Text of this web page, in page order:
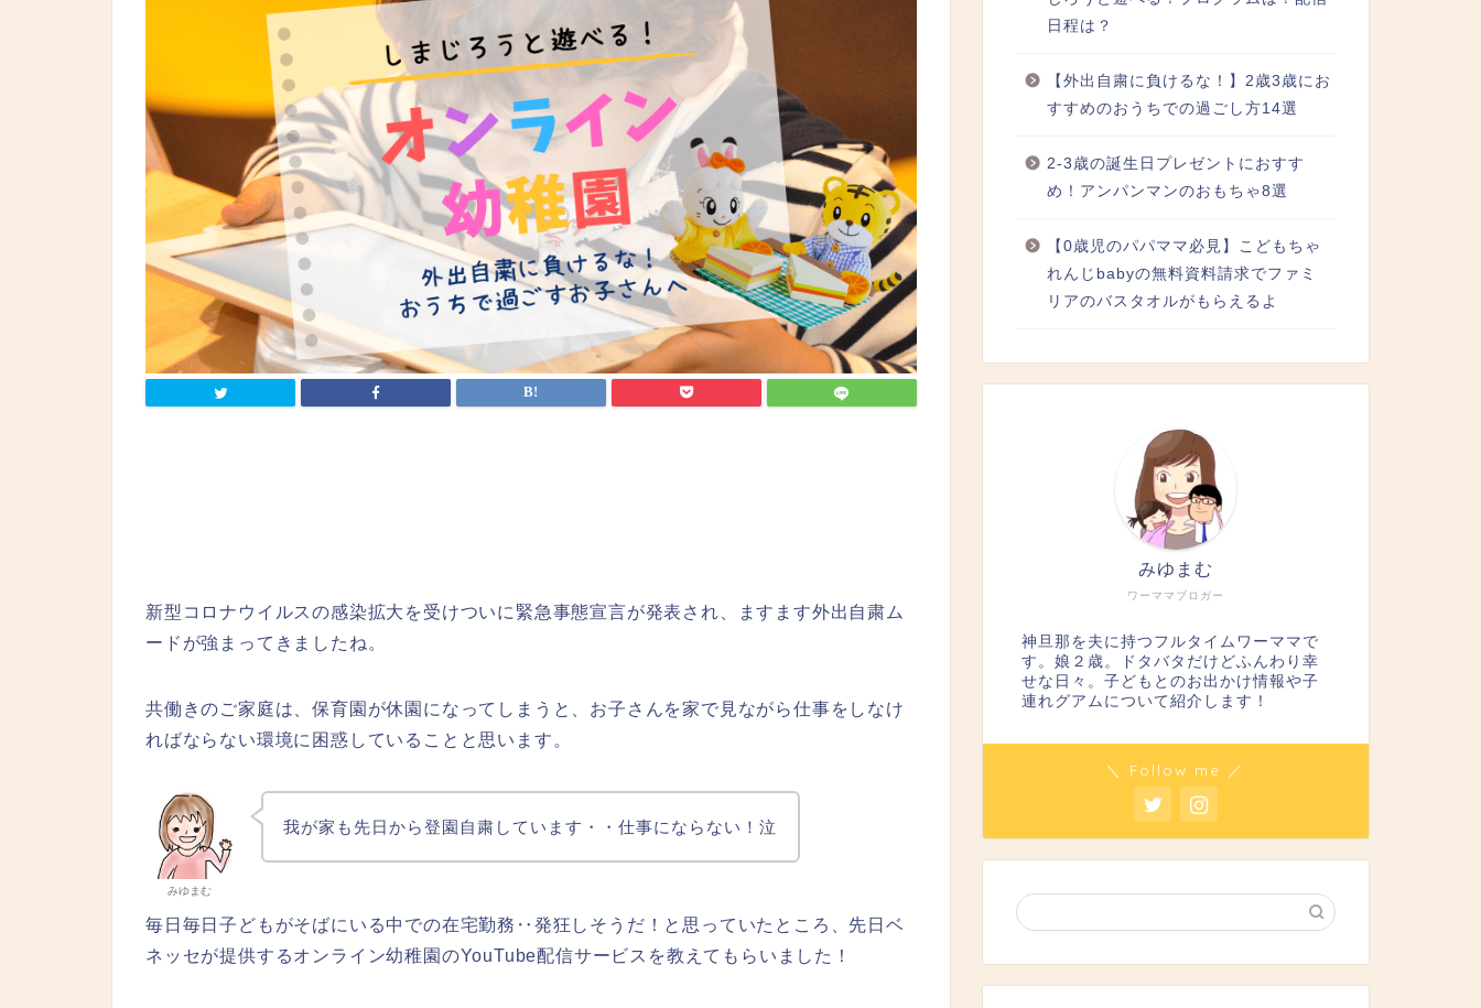
新型コロナウイルスの感染拡大を受けついに緊急事態宣言が発表され、ますます外出自粛ム
ードが強まってきましたね。
共働きのご家庭は、保育園が休園になってしまうと、お子さんを家で見ながら仕事をしなけ
ればならない環境に困惑していることと思います。
みゆまむ
我が家も先日から登園自粛しています・・仕事にならない！泣
毎日毎日子どもがそばにいる中での在宅勤務‥発狂しそうだ！と思っていたところ、先日ベ
ネッセが提供するオンライン幼稚園のYouTube配信サービスを教えてもらいました！
日程は？
【外出自粛に負けるな！】2歳3歳にお
すすめのおうちでの過ごし方14選
2-3歳の誕生日プレゼントにおすす
め！アンパンマンのおもちゃ8選
【0歳児のパパママ必見】こどもちゃ
れんじbabyの無料資料請求でファミ
リアのバスタオルがもらえるよ
ワーママブロガー
みゆまむ
神旦那を夫に持つフルタイムワーママで
す。娘２歳。ドタバタだけどふんわり幸
せな日々。子どもとのお出かけ情報や子
連れグアムについて紹介します！
＼ Follow me ／